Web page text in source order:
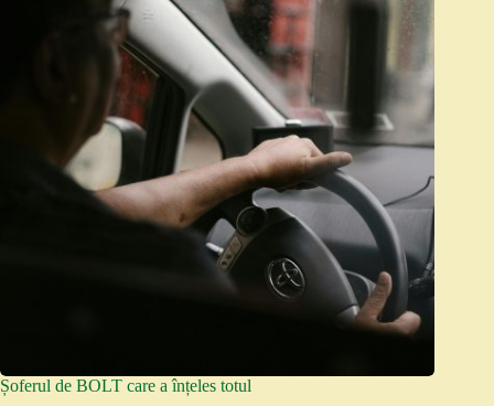
Șoferul de BOLT care a înțeles totul